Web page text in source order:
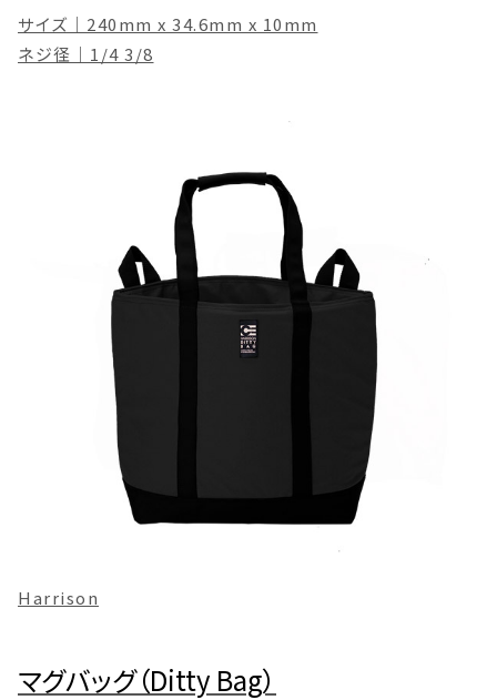
サイズ｜240mm x 34.6mm x 10mm
ネジ径｜1/4 3/8
Harrison
マグバッグ（Ditty Bag）